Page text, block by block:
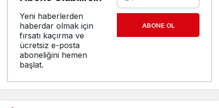
Yeni haberlerden
haberdar olmak için
fırsatı kaçırma ve
ücretsiz e-posta
aboneliğini hemen
başlat.
ABONE OL